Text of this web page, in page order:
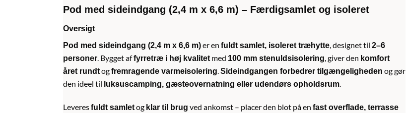
Pod med sideindgang (2,4 m x 6,6 m) – Færdigsamlet og isoleret
Oversigt
Pod med sideindgang (2,4 m x 6,6 m)er en fuldt samlet, isoleret træhytte, designet til 2–6
personer. Bygget affyrretræ i høj kvalitet med 100 mm stenuldsisolering, giver den komfort
året rundtogfremragende varmeisolering.Sideindgangen forbedrer tilgængeligheden og gør
den ideel til luksuscamping, gæsteovernatning eller udendørs opholdsrum.
Leveresfuldt samletog klar til brug ved ankomst – placer den blot på en fast overflade, terrasse